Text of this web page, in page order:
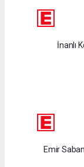
İnanlı
Emir